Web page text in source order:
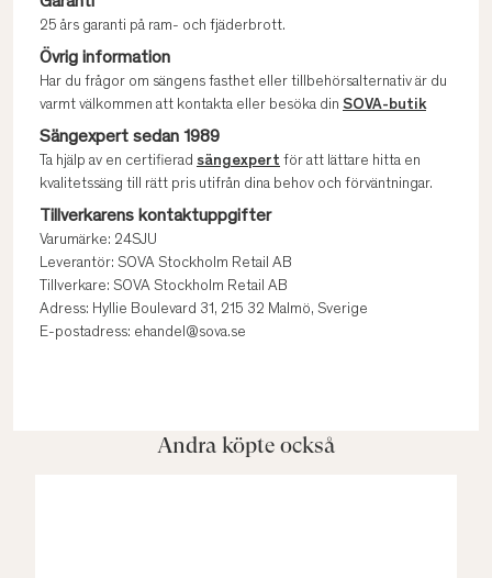
25 års garanti på ram- och fjäderbrott.
Övrig information
Har du frågor om sängens fasthet eller tillbehörsalternativ är du
varmt välkommen att kontakta eller besöka din SOVA-butik
Sängexpert sedan 1989
Ta hjälp av en certifierad sängexpert för att lättare hitta en
kvalitetssäng till rätt pris utifrån dina behov och förväntningar.
Tillverkarens kontaktuppgifter
Varumärke: 24SJU
Leverantör: SOVA Stockholm Retail AB
Tillverkare: SOVA Stockholm Retail AB
Adress: Hyllie Boulevard 31, 215 32 Malmö, Sverige
E-postadress: ehandel@sova.se
Andra köpte också